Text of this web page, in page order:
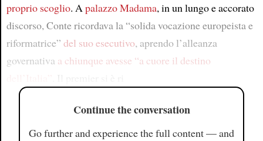
proprio scoglio. Apalazzo Madama, in un lungo e accorato
discorso, Conte ricordava la “solida vocazione europeista e
riformatrice” del suo esecutivo, aprendo l’alleanza
governativa a chiunque avesse “a cuore il destino
Continue the conversation
Go further and experience the full content — and